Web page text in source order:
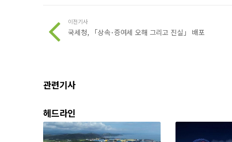
이전기사
국세청, 「상속･증여세 오해 그리고 진실」 배포
관련기사
헤드라인